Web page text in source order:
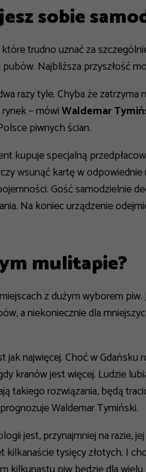
sobie
trudno uznać za
Najbliższa przyszłość
razy tyle. Chyba że
– mówiWaldemar
piwnych ścian.
kupuje specjalną
wsunąć kartę w
Gość samodzielnie
Na koniec urządzenie
mulitapie?
z dużym wyborem
a niekoniecznie dla
najwięcej. Choć w Gdańsku
kranów jest więcej. Ludzie
takiego rozwiązania, będą
Waldemar Tymiński.
jest, przynajmniej na razie,
kilkanaście tysięcy złotych. I